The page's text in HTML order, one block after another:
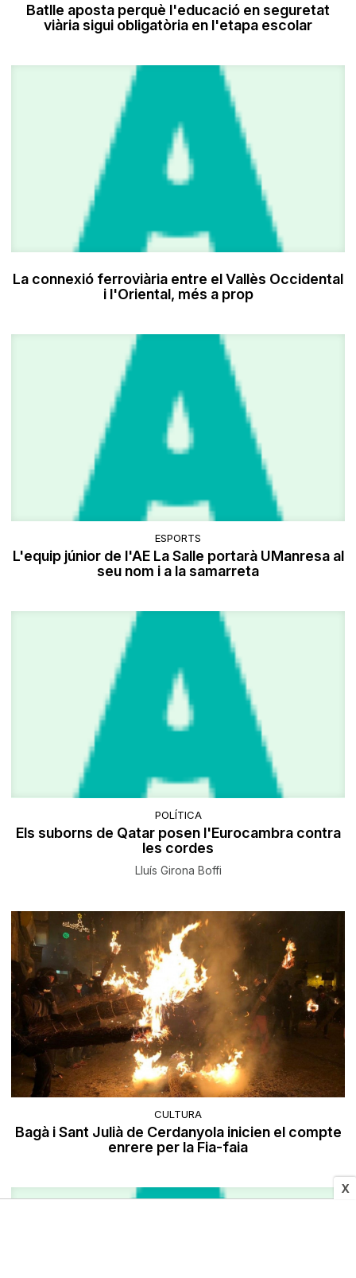
X
Batlle aposta perquè l'educació en seguretat
viària sigui obligatòria en l'etapa escolar
La connexió ferroviària entre el Vallès Occidental
i l'Oriental, més a prop
ESPORTS
L'equip júnior de l'AE La Salle portarà UManresa al
seu nom i a la samarreta
POLÍTICA
Els suborns de Qatar posen l'Eurocambra contra
les cordes
Lluís Girona Boffi
CULTURA
Bagà i Sant Julià de Cerdanyola inicien el compte
enrere per la Fia-faia